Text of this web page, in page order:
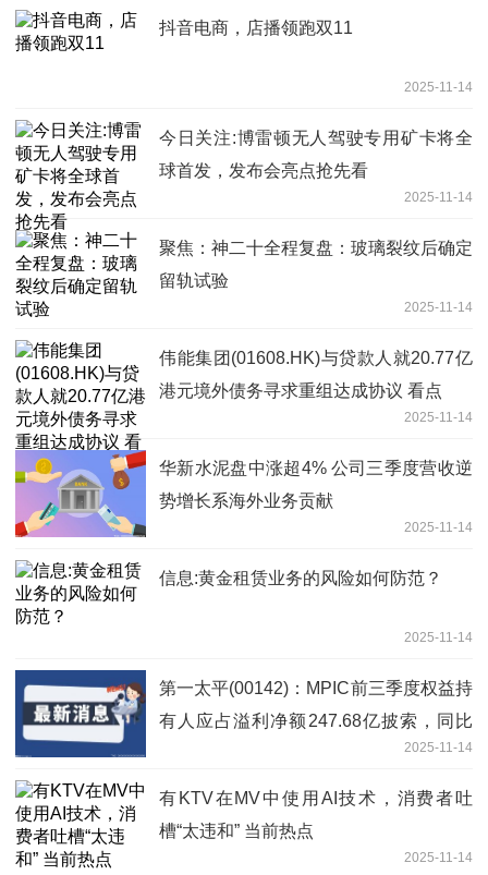
抖音电商，店播领跑双11
2025-11-14
今日关注:博雷顿无人驾驶专用矿卡将全
球首发，发布会亮点抢先看
2025-11-14
聚焦：神二十全程复盘：玻璃裂纹后确定
留轨试验
2025-11-14
伟能集团(01608.HK)与贷款人就20.77亿
港元境外债务寻求重组达成协议 看点
2025-11-14
华新水泥盘中涨超4% 公司三季度营收逆
势增长系海外业务贡献
2025-11-14
信息:黄金租赁业务的风险如何防范？
2025-11-14
第一太平(00142)：MPIC前三季度权益持
有人应占溢利净额247.68亿披索，同比
2025-11-14
有KTV在MV中使用AI技术，消费者吐
槽“太违和” 当前热点
2025-11-14